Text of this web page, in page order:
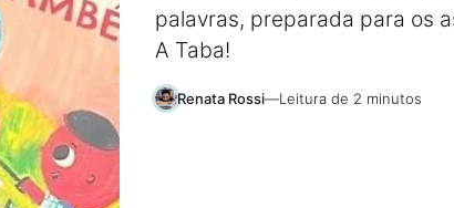
palavras, preparada para os
A Taba!
Renata Rossi—Leitura de 2 minutos